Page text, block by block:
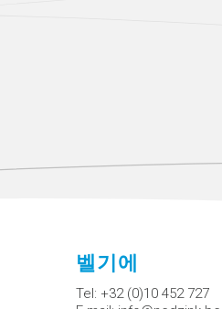
벨기에
Tel: +32 (0)10 452 727